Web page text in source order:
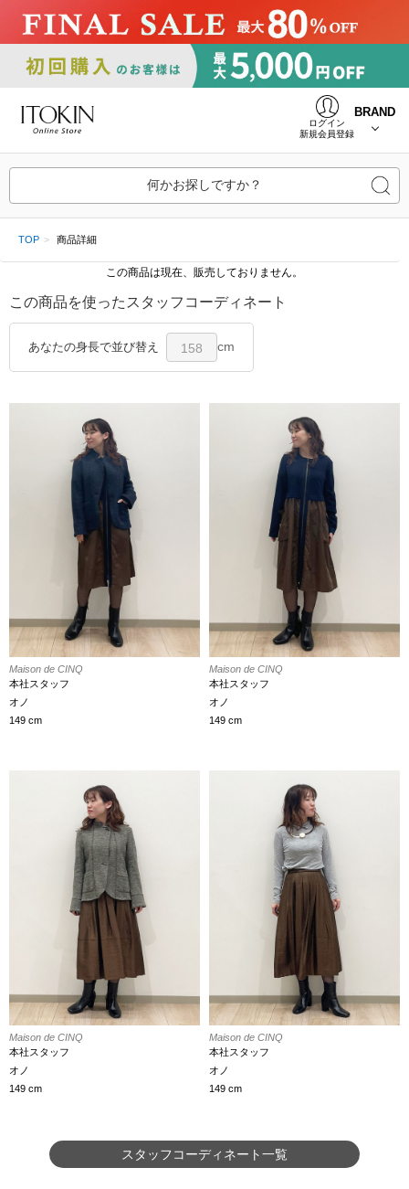
ログイン
新規会員登録
BRAND
何かお探しですか？
TOP 商品詳細
この商品は現在、販売しておりません。
この商品を使ったスタッフコーディネート
あなたの身長で並び替え 158 cm
Maison de CINQ
本社スタッフ
オノ
149 cm
Maison de CINQ
本社スタッフ
オノ
149 cm
Maison de CINQ
本社スタッフ
オノ
149 cm
Maison de CINQ
本社スタッフ
オノ
149 cm
スタッフコーディネート一覧